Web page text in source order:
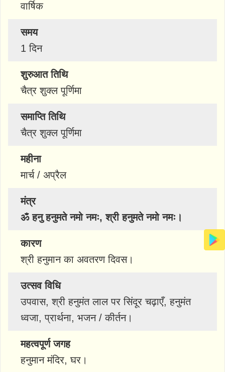
वार्षिक
समय
1 दिन
शुरुआत तिथि
चैत्र शुक्ल पूर्णिमा
समाप्ति तिथि
चैत्र शुक्ल पूर्णिमा
महीना
मार्च / अप्रैल
मंत्र
ॐ हनु हनुमते नमो नमः, श्री हनुमते नमो नमः।
कारण
श्री हनुमान का अवतरण दिवस।
उत्सव विधि
उपवास, श्री हनुमंत लाल पर सिंदूर चढ़ाएँ, हनुमंत
ध्वजा, प्रार्थना, भजन / कीर्तन।
महत्वपूर्ण जगह
हनुमान मंदिर, घर।